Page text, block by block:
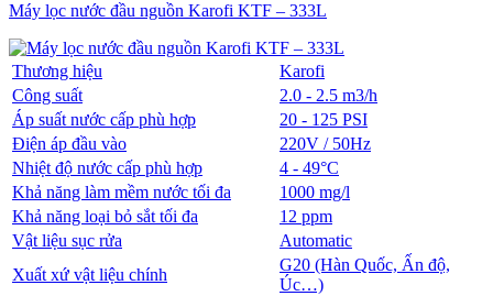
Máy lọc nước đầu nguồn Karofi KTF – 333L
Thương hiệu
Karofi
Công suất
2.0 - 2.5 m3/h
Áp suất nước cấp phù hợp
20 - 125 PSI
Điện áp đầu vào
220V / 50Hz
Nhiệt độ nước cấp phù hợp
4 - 49°C
Khả năng làm mềm nước tối đa
1000 mg/l
Khả năng loại bỏ sắt tối đa
12 ppm
Vật liệu sục rửa
Automatic
Xuất xứ vật liệu chính
G20 (Hàn Quốc, Ấn độ,
Úc…)